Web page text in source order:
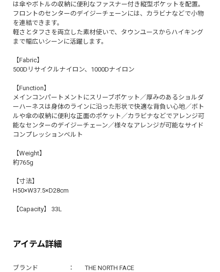
アイテム詳細
ブランド
THE NORTH FACE
は傘やボトルの収納に便利なファスナー付き縦型ポケットを配置。
フロントのセンターのデイジーチェーンには、カラビナなどで小物
を連結できます。
軽さとタフさを両立した素材使いで、タウンユースからハイキング
まで幅広いシーンに活躍します。
【Fabric】
500Dリサイクルナイロン、1000Dナイロン
【Function】
メインコンパートメントにスリーブポケット／厚みのあるショルダ
ーハーネスは身体のラインに沿った形状で快適な背負い心地／ボト
ルや傘の収納に便利な正面のポケット／カラビナなどでアレンジ可
能なセンターのデイジーチェーン／様々なアレンジが可能なサイド
コンプレッションベルト
【Weight】
約765g
【寸法】
H50×W37.5×D28cm
【Capacity】 33L